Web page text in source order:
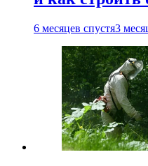
6 месяцев спустя3